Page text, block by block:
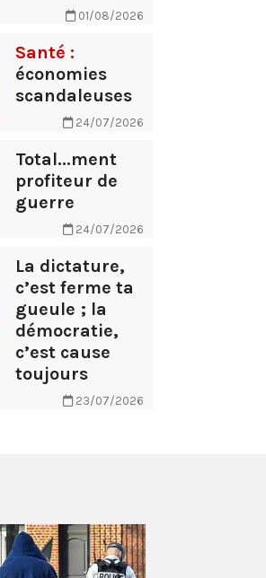
01/08/2026
Santé :
économies
scandaleuses
24/07/2026
Total...ment
profiteur de
guerre
24/07/2026
La dictature,
c’est ferme ta
gueule ; la
démocratie,
c’est cause
toujours
23/07/2026